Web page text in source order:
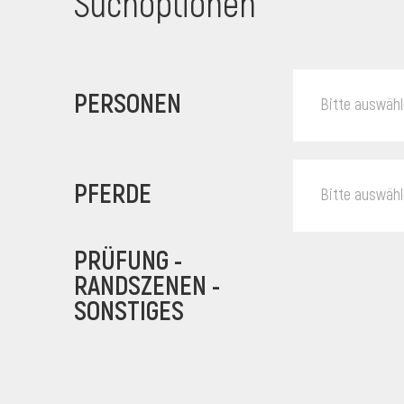
PERSONEN Bitte
PFERDE Bitte
PRÜFUNG -
RANDSZENEN -
SONSTIGES